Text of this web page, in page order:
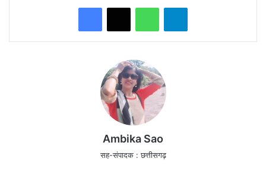
WhatsAppTelegram
Ambika Sao
सह-संपादक : छत्तीसगढ़